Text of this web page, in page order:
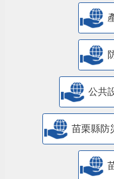
公共
苗栗縣防